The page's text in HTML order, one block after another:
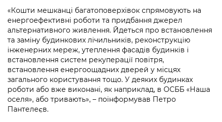
Звернення громадян
Регуляторна діяльність
Промисловість і наука Києва
Підприємства, установи, організації
Kyiv International Relations
Безпека та правопорядок
Ритуальні послуги
Іноземцям / For foreigners
Пам'ятки культурної спадщини
Портал Захисників та Захисниць
Допомога учасникам АТО
Рада з питань внутрішньо переміщених
осіб при Київській міській військовій
адміністрації
«Ініціатива «Партнерство «Відкритий
Уряд» – місцевий рівень»
Важливе під час воєнного стану
Порядок оскарження рішень, дій чи
бездіяльності розпорядників інформації
Звіти про опрацювання запитів на
публічну інформацію
Інформація для споживачів
Про відкриті дані
Портал даних Києва
стану / Rules for media coverage of
hospitals at work under martial law
Контакти для медіа / Contacts for mass
media
«Кошти мешканці багатоповерхівок спрямовують на
енергоефективні роботи та придбання джерел
альтернативного живлення. Йдеться про встановлення
та заміну будинкових лічильників, реконструкцію
інженерних мереж, утеплення фасадів будинків і
встановлення систем рекуперації повітря,
встановлення енергоощадних дверей у місцях
загального користування тощо. У деяких будинках
роботи або вже виконані, як наприклад, в ОСББ «Наша
оселя», або тривають», – поінформував Петро
Пантелеєв.